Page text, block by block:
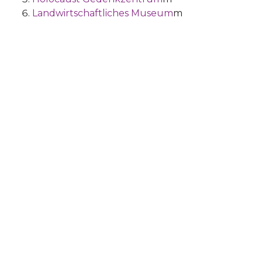
Landwirtschaftliches Museumm